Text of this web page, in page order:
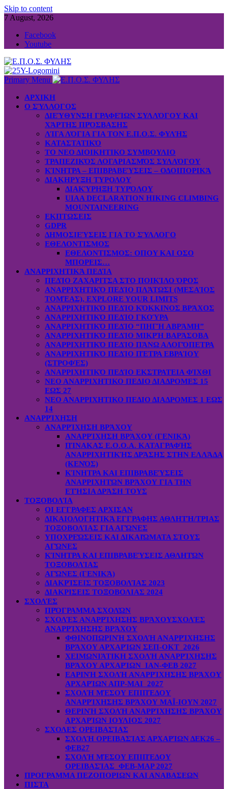
Skip to content
7 August, 2026
Facebook
Youtube
Primary Menu
ΑΡΧΙΚΗ
Ο ΣΎΛΛΟΓΟΣ
ΔΙΕΎΘΥΝΣΗ ΓΡΑΦΕΊΩΝ ΣΥΛΛΌΓΟΥ ΚΑΙ
ΧΆΡΤΗΣ ΠΡΌΣΒΑΣΗΣ
ΛΊΓΑ ΛΌΓΙΑ ΓΙΑ ΤΟΝ Ε.Π.Ο.Σ. ΦΥΛΉΣ
ΚΑΤΑΣΤΑΤΙΚΌ
ΤΟ ΝΕΟ ΔΙΟΙΚΗΤΙΚΟ ΣΥΜΒΟΥΛΙΟ
ΤΡΑΠΕΖΙΚΌΣ ΛΟΓΑΡΙΑΣΜΌΣ ΣΥΛΛΌΓΟΥ
ΚΊΝΗΤΡΑ – ΕΠΙΒΡΑΒΕΎΣΕΙΣ – ΟΔΟΙΠΟΡΙΚΆ
ΔΙΑΚΗΡΥΞΗ ΤΥΡΟΛΟΥ
ΔΙΑΚΎΡΗΞΗ ΤΥΡΌΛΟΥ
UIAA DECLARATION HIKING CLIMBING
MOUNTAINEERING
ΕΚΠΤΩΣΕΙΣ
GDPR
ΔΗΜΟΣΙΕΎΣΕΙΣ ΓΙΑ ΤΟ ΣΎΛΛΟΓΟ
ΕΘΕΛΟΝΤΙΣΜΟΣ
ΕΘΕΛΟΝΤΙΣΜΟΣ: OΠOY KAI ΟΣΟ
ΜΠΟΡΕΙΣ…
ΑΝΑΡΡΙΧΗΤΙΚΆ ΠΕΔΊΑ
ΠΕΔΊΟ ΖΑΧΑΡΙΤΣΑ ΣΤΟ ΠΟΙΚΊΛΟ ΌΡΟΣ
ΑΝΑΡΡΙΧΗΤΙΚΌ ΠΕΔΊΟ ΠΛΆΤΩΣΙ (ΜΕΣΑΊΟΣ
ΤΟΜΈΑΣ), EXPLORE YOUR LIMITS
ΑΝΑΡΡΙΧΗΤΙΚΌ ΠΕΔΊΟ ΚΌΚΚΙΝΟΣ ΒΡΆΧΟΣ
ΑΝΑΡΡΙΧΗΤΙΚΌ ΠΕΔΊΟ ΓΚΟΎΡΑ
ΑΝΑΡΡΙΧΗΤΙΚΌ ΠΕΔΊΟ “ΠΗΓΉ ΑΒΡΆΜΗ”
ΑΝΑΡΡΙΧΗΤΙΚΌ ΠΕΔΊΟ ΜΙΚΡΉ ΒΑΡΆΣΟΒΑ
ΑΝΑΡΡΙΧΗΤΙΚΌ ΠΕΔΊΟ ΠΆΝΩ ΑΛΟΓΌΠΕΤΡΑ
ΑΝΑΡΡΙΧΗΤΙΚΌ ΠΕΔΊΟ ΠΈΤΡΑ ΕΒΡΑΊΟΥ
(ΣΤΡΟΦΈΣ)
ΑΝΑΡΡΙΧΗΤΙΚΌ ΠΕΔΊΟ ΕΚΣΤΡΑΤΕΙΑ ΦΊΧΘΙ
ΝΕΟ ΑΝΑΡΡΙΧΗΤΙΚΟ ΠΕΔΙΟ ΔΙΑΔΡΟΜΕΣ 15
ΕΩΣ 27
ΝΕΟ ΑΝΑΡΡΙΧΗΤΙΚΟ ΠΕΔΙΟ ΔΙΑΔΡΟΜΕΣ 1 ΕΩΣ
14
ΑΝΑΡΡΊΧΗΣΗ
ΑΝΑΡΡΊΧΗΣΗ ΒΡΆΧΟΥ
ΑΝΑΡΡΊΧΗΣΗ ΒΡΆΧΟΥ (ΓΕΝΙΚΆ)
ΠΊΝΑΚΑΣ Ε.Ο.Ο.Α. ΚΑΤΑΓΡΑΦΉΣ
ΑΝΑΡΡΙΧΗΤΙΚΉΣ ΔΡΆΣΗΣ ΣΤΗΝ ΕΛΛΆΔΑ
(ΚΕΝΌΣ)
ΚΊΝΗΤΡΑ ΚΑΙ ΕΠΙΒΡΑΒΕΎΣΕΙΣ
ΑΝΑΡΡΙΧΗΤΏΝ ΒΡΆΧΟΥ ΓΙΑ ΤΗΝ
ΕΤΉΣΙΑ ΔΡΆΣΗ ΤΟΥΣ
ΤΟΞΟΒΟΛΊΑ
ΟΙ ΕΓΓΡΑΦΕΣ ΑΡΧΙΣΑΝ
ΔΙΚΑΙΟΛΟΓΗΤΙΚΆ ΕΓΓΡΑΦΗΣ ΑΘΛΗΤΉ/ΤΡΙΑΣ
ΤΟΞΟΒΟΛΊΑΣ ΓΙΑ ΑΓΏΝΕΣ
ΥΠΟΧΡΕΏΣΕΙΣ ΚΑΙ ΔΙΚΑΙΏΜΑΤΑ ΣΤΟΥΣ
ΑΓΏΝΕΣ
ΚΊΝΗΤΡΑ ΚΑΙ ΕΠΙΒΡΑΒΕΎΣΕΙΣ ΑΘΛΗΤΏΝ
ΤΟΞΟΒΟΛΊΑΣ
ΑΓΏΝΕΣ (ΓΕΝΙΚΆ)
ΔΙΑΚΡΊΣΕΙΣ ΤΟΞΟΒΟΛΊΑΣ 2023
ΔΙΑΚΡΙΣΕΙΣ ΤΟΞΟΒΟΛΙΑΣ 2024
ΣΧΟΛΈΣ
ΠΡΌΓΡΑΜΜΑ ΣΧΟΛΏΝ
ΣΧΟΛΈΣ ΑΝΑΡΡΊΧΗΣΗΣ ΒΡΆΧΟΥΣΧΟΛΈΣ
ΑΝΑΡΡΊΧΗΣΗΣ ΒΡΆΧΟΥ
ΦΘΙΝΟΠΩΡΙΝΉ ΣΧΟΛΉ ΑΝΑΡΡΊΧΗΣΗΣ
ΒΡΆΧΟΥ ΑΡΧΑΡΊΩΝ ΣΕΠ-ΟΚΤ 2026
ΧΕΙΜΩΝΙΆΤΙΚΗ ΣΧΟΛΉ ΑΝΑΡΡΊΧΗΣΗΣ
ΒΡΆΧΟΥ ΑΡΧΑΡΊΩΝ ΙΑΝ-ΦΕΒ 2027
ΕΑΡΙΝΉ ΣΧΟΛΉ ΑΝΑΡΡΊΧΗΣΗΣ ΒΡΆΧΟΥ
ΑΡΧΑΡΊΩΝ ΑΠΡ-ΜΑΙ 2027
ΣΧΟΛΉ ΜΈΣΟΥ ΕΠΙΠΈΔΟΥ
ΑΝΑΡΡΊΧΗΣΗΣ ΒΡΆΧΟΥ ΜΑΪ-ΙΟΥΝ 2027
ΘΕΡΙΝΉ ΣΧΟΛΉ ΑΝΑΡΡΊΧΗΣΗΣ ΒΡΆΧΟΥ
ΑΡΧΑΡΊΩΝ ΙΟΥΛΙΟΣ 2027
ΣΧΟΛΕΣ ΟΡΕΙΒΑΣΊΑΣ
ΣΧΟΛΉ ΟΡΕΙΒΑΣΊΑΣ ΑΡΧΑΡΊΩΝ ΔΕΚ26 –
ΦΕΒ27
ΣΧΟΛΉ ΜΈΣΟΥ ΕΠΙΠΈΔΟΥ
ΟΡΕΙΒΑΣΊΑΣ ΦΕΒ-ΜΑΡ 2027
ΠΡΟΓΡΑΜΜΑ ΠΕΖΟΠΟΡΙΩΝ ΚΑΙ ΑΝΑΒΑΣΕΩΝ
ΠΙΣΤΑ